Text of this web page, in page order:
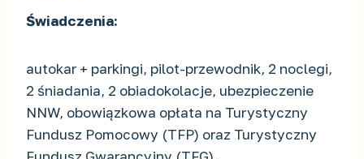
Świadczenia:
autokar + parkingi, pilot-przewodnik, 2 noclegi,
2 śniadania, 2 obiadokolacje, ubezpieczenie
NNW, obowiązkowa opłata na Turystyczny
Fundusz Pomocowy (TFP) oraz Turystyczny